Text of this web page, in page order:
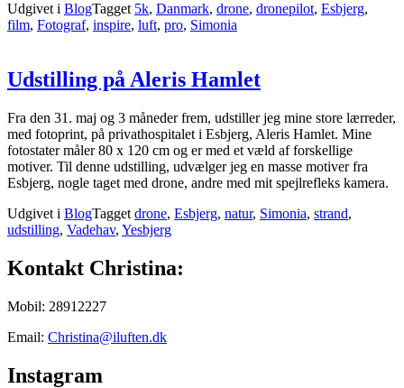
Udgivet i BlogTagget 5k, Danmark, drone, dronepilot, Esbjerg,
film, Fotograf, inspire, luft, pro, Simonia
Udstilling på Aleris Hamlet
Fra den 31. maj og 3 måneder frem, udstiller jeg mine store lærreder,
med fotoprint, på privathospitalet i Esbjerg, Aleris Hamlet. Mine
fotostater måler 80 x 120 cm og er med et væld af forskellige
motiver. Til denne udstilling, udvælger jeg en masse motiver fra
Esbjerg, nogle taget med drone, andre med mit spejlrefleks kamera.
Udgivet i BlogTagget drone, Esbjerg, natur, Simonia, strand,
udstilling, Vadehav, Yesbjerg
Kontakt Christina:
Mobil: 28912227
Email: Christina@iluften.dk
Instagram